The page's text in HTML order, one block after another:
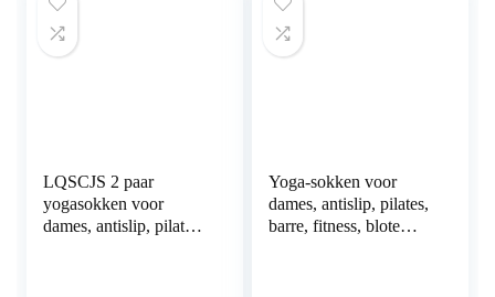
LQSCJS 2 paar
yogasokken voor
dames, antislip, pilates,
Yoga-sokken voor
dames, antislip, pilates,
barre, fitness, blote